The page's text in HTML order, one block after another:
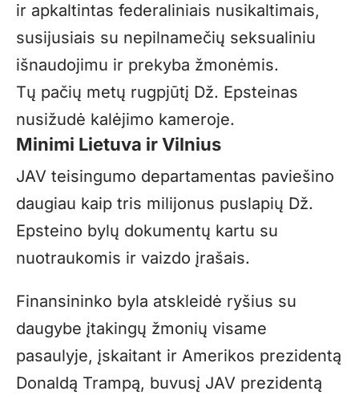
ir apkaltintas federaliniais nusikaltimais,
susijusiais su nepilnamečių seksualiniu
išnaudojimu ir prekyba žmonėmis.
Tų pačių metų rugpjūtį Dž. Epsteinas
nusižudė kalėjimo kameroje.
Minimi Lietuva ir Vilnius
JAV teisingumo departamentas paviešino
daugiau kaip tris milijonus puslapių Dž.
Epsteino bylų dokumentų kartu su
nuotraukomis ir vaizdo įrašais.
Finansininko byla atskleidė ryšius su
daugybe įtakingų žmonių visame
pasaulyje, įskaitant ir Amerikos prezidentą
Donaldą Trampą, buvusį JAV prezidentą